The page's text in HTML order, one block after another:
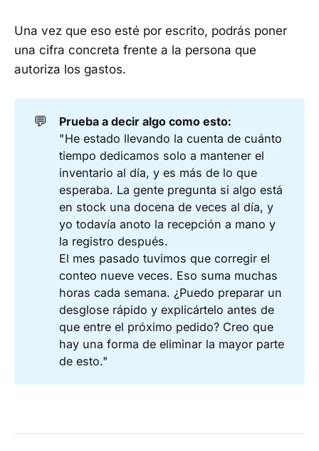
Una vez que eso esté por escrito, podrás poner
una cifra concreta frente a la persona que
autoriza los gastos.
💬
Prueba a decir algo como esto:
"He estado llevando la cuenta de cuánto
tiempo dedicamos solo a mantener el
inventario al día, y es más de lo que
esperaba. La gente pregunta si algo está
en stock una docena de veces al día, y
yo todavía anoto la recepción a mano y
la registro después.
El mes pasado tuvimos que corregir el
conteo nueve veces. Eso suma muchas
horas cada semana. ¿Puedo preparar un
desglose rápido y explicártelo antes de
que entre el próximo pedido? Creo que
hay una forma de eliminar la mayor parte
de esto."